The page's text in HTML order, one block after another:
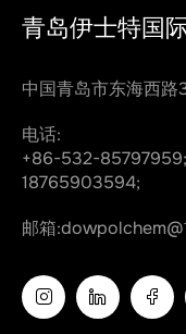
青岛伊士特国
中国青岛市东海西路
电话:
+86-532-85797959;
18765903594;
邮箱: